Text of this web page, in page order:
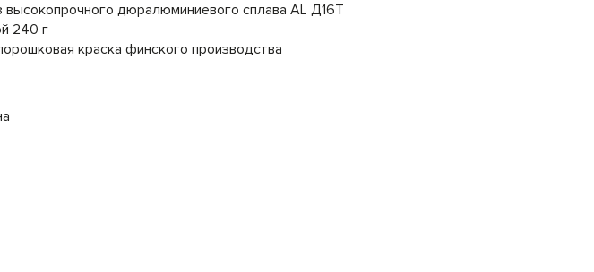
высокопрочного дюралюминиевого сплава AL Д16Т
240 г
краска финского производства